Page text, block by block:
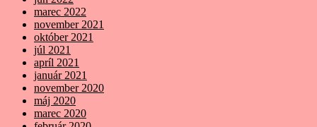
marec 2022
november 2021
október 2021
júl 2021
apríl 2021
január 2021
november 2020
máj 2020
marec 2020